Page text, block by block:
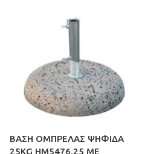
ΒΑΣΗ ΟΜΠΡΕΛΑΣ ΨΗΦΙΔΑ
25KG HM5476.25 ΜΕ